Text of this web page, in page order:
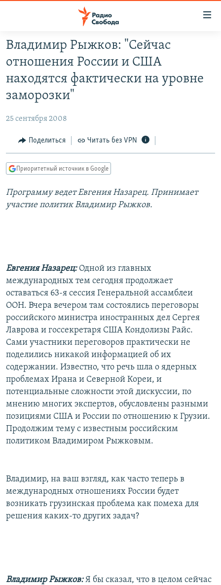
упрощенного
доступа
основному
Вернутся
главной
Вернутся
поиску
ПРОГРАММЫ
АВТОРСКИЕ ПРОЕКТЫ
ЦИТАТЫ СВОБОДЫ
МНЕНИЯ
КУЛЬТУРА
КАВКАЗ.РЕАЛИИ
СЕВЕР.РЕАЛИИ
СОЦИАЛЬНЫЕ СЕТИ
Все сайты РСЕ/РС
Владимир Рыжков: "Сейчас
отношения России и США
находятся фактически на уровне
заморозки"
25 сентября 2008
Поделиться Читать без VPN
Приоритетный источник в Google
Программу ведет Евгения Назарец. Принимает
участие политик Владимир Рыжков.
Евгения Назарец: Одной из главных
международных тем сегодня продолжает
оставаться 63-я сессия Генеральной ассамблеи
ООН. Вчера вечером там состоялись переговоры
российского министра иностранных дел Сергея
Лаврова и госсекретаря США Кондолизы Райс.
Сами участники переговоров практически не
поделились никакой информацией об их
содержании. Известно, что речь шла о ядерных
проблемах Ирана и Северной Кореи, и
потенциальные сложности этой дискуссии, по
мнению многих экспертов, обусловлены разными
позициями США и России по отношению к Грузии.
Продолжим тему с известным российским
политиком Владимиром Рыжковым.
Владимир, на ваш взгляд, как часто теперь в
международных отношениях России будет
возникать грузинская проблема как помеха для
решения каких-то других задач?
Владимир Рыжков:Я бы сказал, что в целом сейчас